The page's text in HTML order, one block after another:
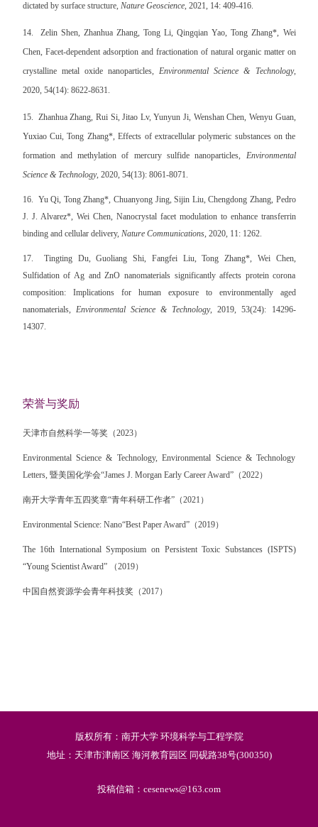
dictated by surface structure, Nature Geoscience, 2021, 14: 409-416.
14. Zelin Shen, Zhanhua Zhang, Tong Li, Qingqian Yao, Tong Zhang*, Wei
Chen, Facet-dependent adsorption and fractionation of natural organic matter on
crystalline metal oxide nanoparticles,Environmental Science & Technology,
2020, 54(14): 8622-8631.
15. Zhanhua Zhang, Rui Si, Jitao Lv, Yunyun Ji, Wenshan Chen, Wenyu Guan,
Yuxiao Cui, Tong Zhang*, Effects of extracellular polymeric substances on the
formation and methylation of mercury sulfide nanoparticles, Environmental
Science & Technology, 2020, 54(13): 8061-8071.
16. Yu Qi, Tong Zhang*, Chuanyong Jing, Sijin Liu, Chengdong Zhang, Pedro
J. J. Alvarez*, Wei Chen, Nanocrystal facet modulation to enhance transferrin
binding and cellular delivery, Nature Communications, 2020, 11: 1262.
17. Tingting Du, Guoliang Shi, Fangfei Liu, Tong Zhang*, Wei Chen,
Sulfidation of Ag and ZnO nanomaterials significantly affects protein corona
composition: Implications for human exposure to environmentally aged
nanomaterials, Environmental Science & Technology, 2019, 53(24): 14296-
14307.
荣誉与奖励
天津市自然科学一等奖（2023）
Environmental Science & Technology, Environmental Science & Technology
Letters, 暨美国化学会“James J. Morgan Early Career Award”（2022）
南开大学青年五四奖章“青年科研工作者”（2021）
Environmental Science: Nano“Best Paper Award”（2019）
The 16th International Symposium on Persistent Toxic Substances (ISPTS)
“Young Scientist Award” （2019）
中国自然资源学会青年科技奖（2017）
版权所有：南开大学 环境科学与工程学院
地址：天津市津南区 海河教育园区 同砚路38号(300350)
投稿信箱：cesenews@163.com